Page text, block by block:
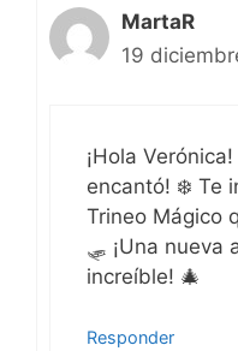
MartaR
19
¡Hola
encantó! ❄️ Te
Trineo Mágico
🛷 ¡Una nueva
increíble! 🎄
Responder